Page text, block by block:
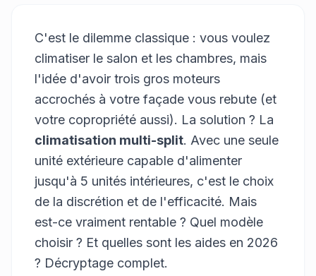
C'est le dilemme classique : vous voulez
climatiser le salon et les chambres, mais
l'idée d'avoir trois gros moteurs
accrochés à votre façade vous rebute (et
votre copropriété aussi). La solution ? La
climatisation multi-split. Avec une seule
unité extérieure capable d'alimenter
jusqu'à 5 unités intérieures, c'est le choix
de la discrétion et de l'efficacité. Mais
est-ce vraiment rentable ? Quel modèle
choisir ? Et quelles sont les aides en 2026
? Décryptage complet.